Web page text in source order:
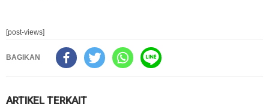
[post-views]
BAGIKAN
ARTIKEL TERKAIT